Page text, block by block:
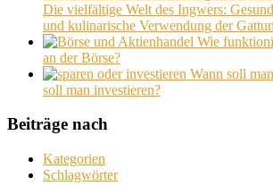
Die vielfältige Welt des Ingwers:
und kulinarische Verwendung der
Wie
an der Börse?
Wann soll
soll man investieren?
Beiträge nach
Kategorien
Schlagwörter